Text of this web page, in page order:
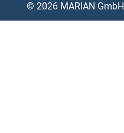
© 2026 MARIAN GmbH